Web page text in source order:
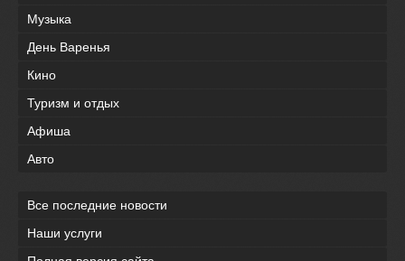
Музыка
День Варенья
Кино
Туризм и отдых
Афиша
Авто
Все последние новости
Наши услуги